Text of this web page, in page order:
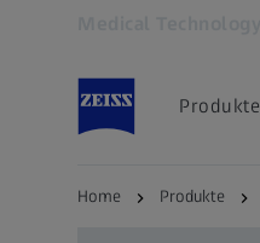
Produkte
Home Produkte